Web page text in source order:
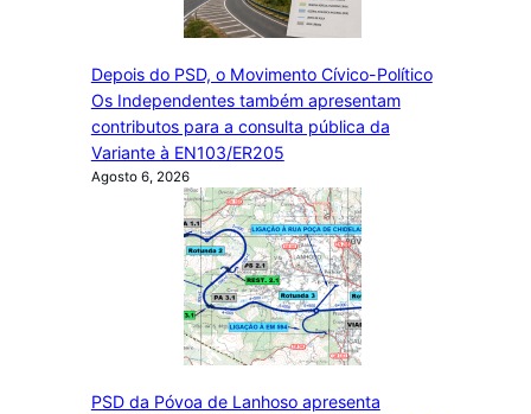
Depois do PSD, o Movimento Cívico-Político
Os Independentes também apresentam
contributos para a consulta pública da
Variante à EN103/ER205
Agosto 6, 2026
PSD da Póvoa de Lanhoso apresenta